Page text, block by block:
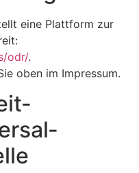
eine Plattform zur
odr/.
oben im Impressum.